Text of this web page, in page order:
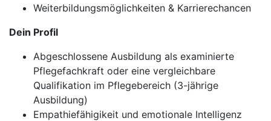
Weiterbildungsmöglichkeiten & Karrierechancen
Dein Profil
Abgeschlossene Ausbildung als examinierte
Pflegefachkraft oder eine vergleichbare
Qualifikation im Pflegebereich (3-jährige
Ausbildung)
Empathiefähigikeit und emotionale Intelligenz